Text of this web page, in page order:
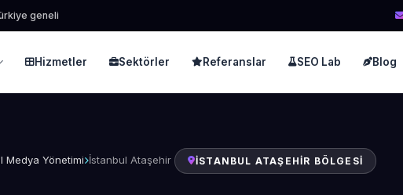
geneli
Hizmetler Sektörler Referanslar SEO Lab Blog
Medya Yönetimi İstanbul Ataşehir İSTANBUL ATAŞEHIR BÖLGESI